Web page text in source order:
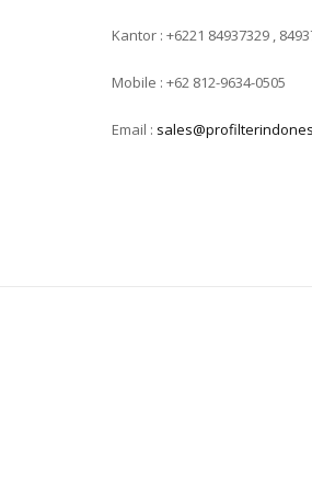
Kantor : +6221 84937329 ,
Mobile : +62 812-9634-0505
Email :